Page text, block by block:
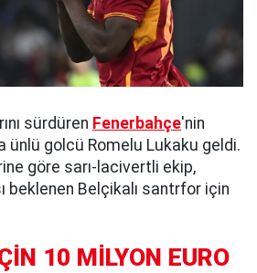
sürdüren Fenerbahçe'nin
ünlü golcü Romelu Lukaku geldi.
göre sarı-lacivertli ekip,
beklenen Belçikalı santrfor için
10 MİLYON EURO